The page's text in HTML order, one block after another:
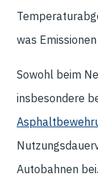
was
Sowohl beim
insbesondere
Autobahnen